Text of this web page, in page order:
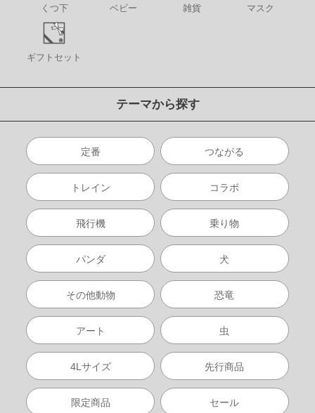
くつ下 ベビー 雑貨 マスク
ギフトセット
テーマから探す
定番 つながる
トレイン コラボ
飛行機 乗り物
パンダ 犬
その他動物 恐竜
アート 虫
4Lサイズ 先行商品
限定商品 セール